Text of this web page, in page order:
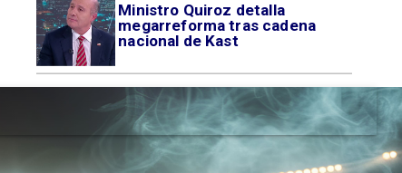
Ministro Quiroz detalla
megarreforma tras cadena
nacional de Kast